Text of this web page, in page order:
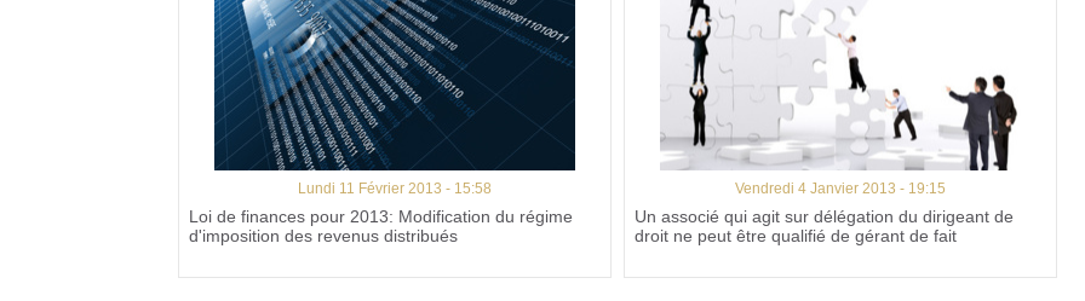
Lundi 11 Février 2013 - 15:58
Loi de finances pour 2013: Modification du régime
d'imposition des revenus distribués
Vendredi 4 Janvier 2013 - 19:15
Un associé qui agit sur délégation du dirigeant de
droit ne peut être qualifié de gérant de fait